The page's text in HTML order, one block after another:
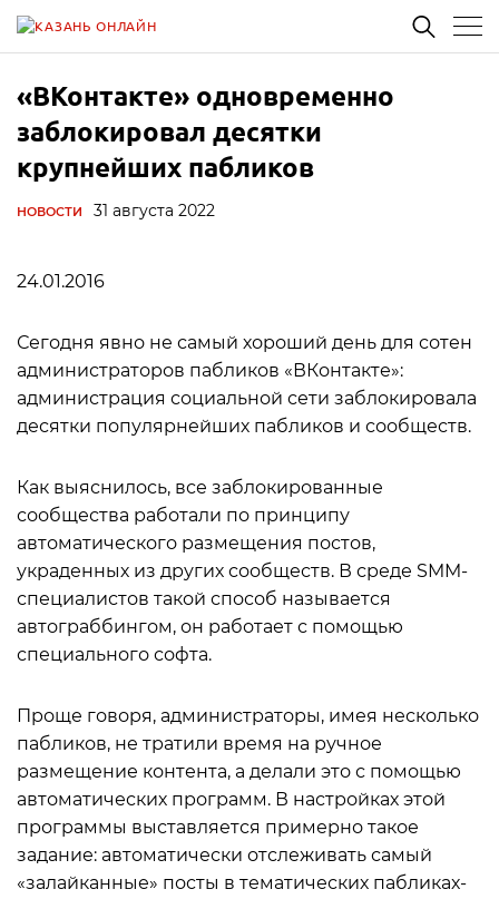
«ВКонтакте» одновременно
заблокировал десятки
крупнейших пабликов
НОВОСТИ 31 августа 2022
24.01.2016
Сегодня явно не самый хороший день для сотен
администраторов пабликов «ВКонтакте»:
администрация социальной сети заблокировала
десятки популярнейших пабликов и сообществ.
Как выяснилось, все заблокированные
сообщества работали по принципу
автоматического размещения постов,
украденных из других сообществ. В среде SMM-
специалистов такой способ называется
автограббингом, он работает с помощью
специального софта.
Проще говоря, администраторы, имея несколько
пабликов, не тратили время на ручное
размещение контента, а делали это с помощью
автоматических программ. В настройках этой
программы выставляется примерно такое
задание: автоматически отслеживать самый
«залайканные» посты в тематических пабликах-